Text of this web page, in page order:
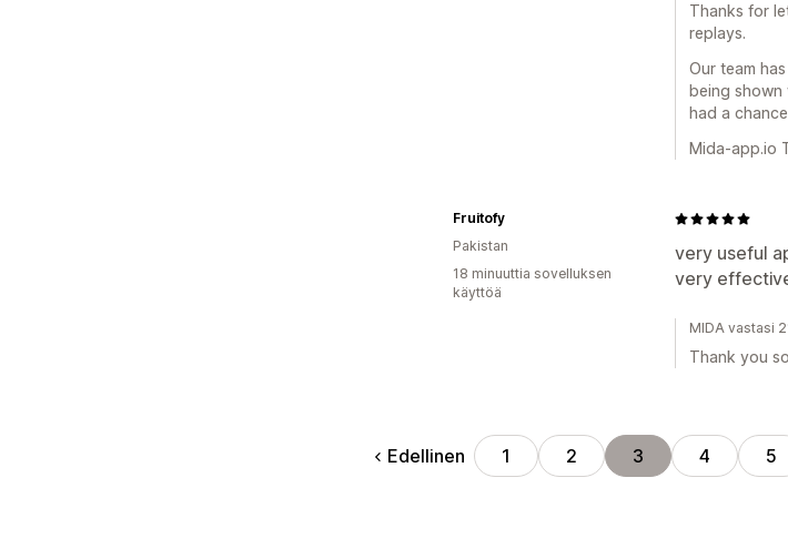
Thanks for
replays.
Our team
being shown
had a
Mida-app.io
very useful
very
Fruitofy
Pakistan
18 minuuttia sovelluksen
käyttöä
MIDA vastasi
Thank you
Edellinen 1 2 3 4 5